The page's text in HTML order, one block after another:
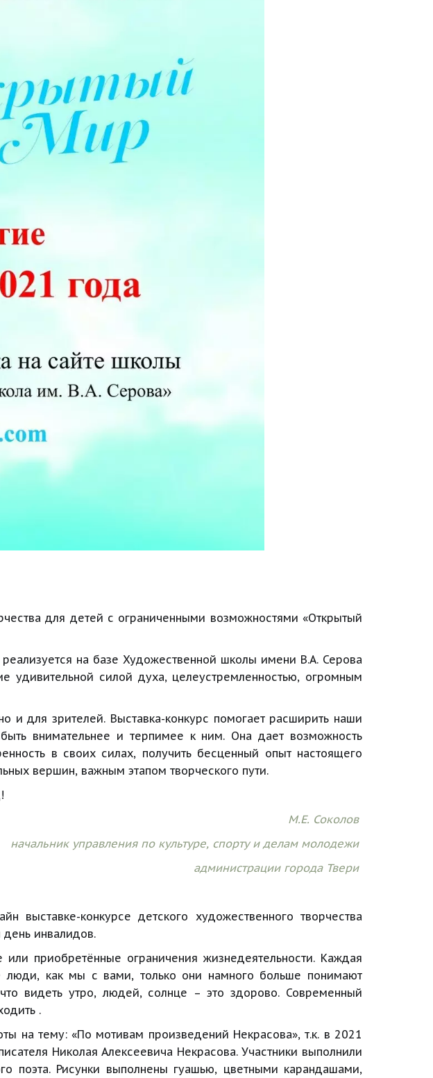
для детей с ограниченными возможностями «Открытый
на базе Художественной школы имени В.А. Серова
силой духа, целеустремленностью, огромным
и для зрителей. Выставка-конкурс помогает расширить наши
внимательнее и терпимее к ним. Она дает возможность
в своих силах, получить бесценный опыт настоящего
вершин, важным этапом творческого пути.
М.Е. Соколов
начальник управления по культуре, спорту и делам молодежи
администрации города Твери
конкурсе детского художественного творчества
инвалидов.
приобретённые ограничения жизнедеятельности. Каждая
люди, как мы с вами, только они намного больше понимают
видеть утро, людей, солнце – это здорово. Современный
.
на тему: «По мотивам произведений Некрасова», т.к. в 2021
Николая Алексеевича Некрасова. Участники выполнили
поэта. Рисунки выполнены гуашью, цветными карандашами,